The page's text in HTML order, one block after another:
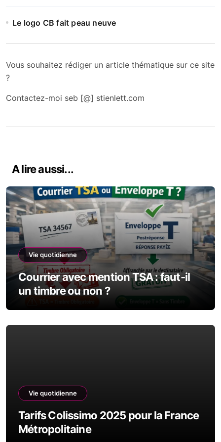
Le logo CB fait peau neuve
Vous souhaitez rédiger un article thématique sur ce site
?
Contactez-moi seb [@] stienlett.com
A lire aussi...
Vie quotidienne
Courrier avec mention TSA : faut-il
un timbre ou non ?
Vie quotidienne
Tarifs Colissimo 2025 pour la France
Métropolitaine